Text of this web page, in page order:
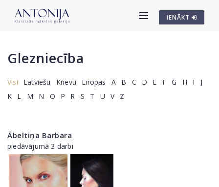
IENĀKT
Glezniecība
Visi Latviešu Krievu Eiropas A B C D E F G H I
J
K
L M N O P R S T U V Z
Ābeltiņa Barbara
piedāvājumā 3 darbi